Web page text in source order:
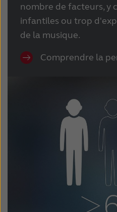
nombre de facteurs, y
infantiles ou trop
de la musique.
Comprendre la